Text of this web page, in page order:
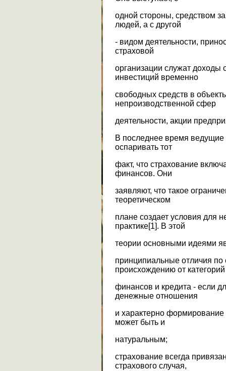
одной стороны, средством
людей, а с другой
- видом деятельности,
страховой
организации служат доходы
инвестиций временно
свободных средств в
непроизводственной сфер
деятельности, акции
В последнее время ведущие
оспаривать тот
факт, что страхование
финансов. Они
заявляют, что такое
теоретическом
плане создает условия для
практике[1]. В этой
теории основными идеями
принципиальные отличия
происхождению от категорий
финансов и кредита - если
денежные отношения
и характерно
может быть и
натуральным;
страхование всегда
страхового случая,